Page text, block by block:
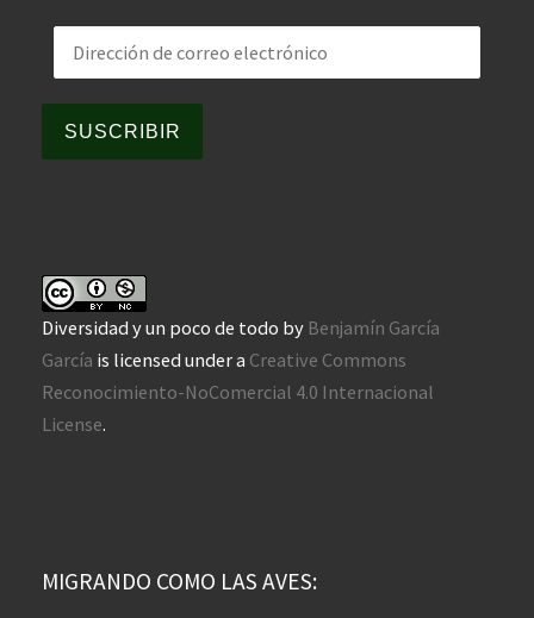
Dirección de correo electrónico
SUSCRIBIR
Diversidad y un poco de todo by Benjamín García
García is licensed under a Creative Commons
Reconocimiento-NoComercial 4.0 Internacional
License.
MIGRANDO COMO LAS AVES: